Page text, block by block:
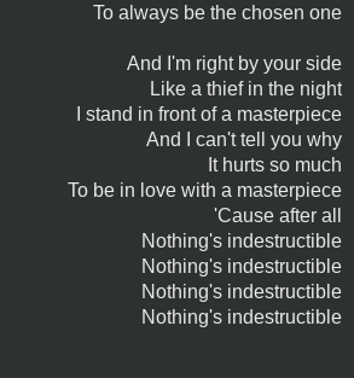
To always be the chosen one
And I'm right by your side
Like a thief in the night
I stand in front of a masterpiece
And I can't tell you why
It hurts so much
To be in love with a masterpiece
'Cause after all
Nothing's indestructible
Nothing's indestructible
Nothing's indestructible
Nothing's indestructible